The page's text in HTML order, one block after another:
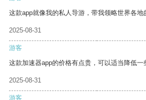
这款app就像我的私人导游，带我领略世界各地
2025-08-31
游客
这款加速器app的价格有点贵，可以适当降低一
2025-08-31
游客